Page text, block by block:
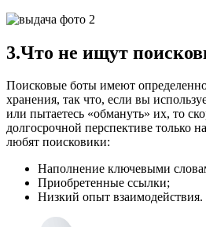
3.Что не ищут
Поисковые боты имеют
хранения, так что, если вы
или пытаетесь «обмануть» их, то
долгосрочной перспективе только
любят поисковики:
Наполнение ключевыми
Приобретенные ссылки;
Низкий опыт взаимодействия.